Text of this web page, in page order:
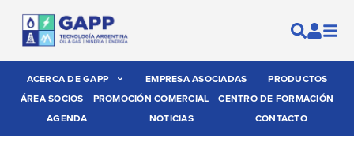
ACERCA DE GAPP EMPRESA ASOCIADAS
PRODUCTOS
ÁREA SOCIOS
PROMOCIÓN COMERCIAL
CENTRO DE FORMACIÓN
AGENDA
NOTICIAS CONTACTO